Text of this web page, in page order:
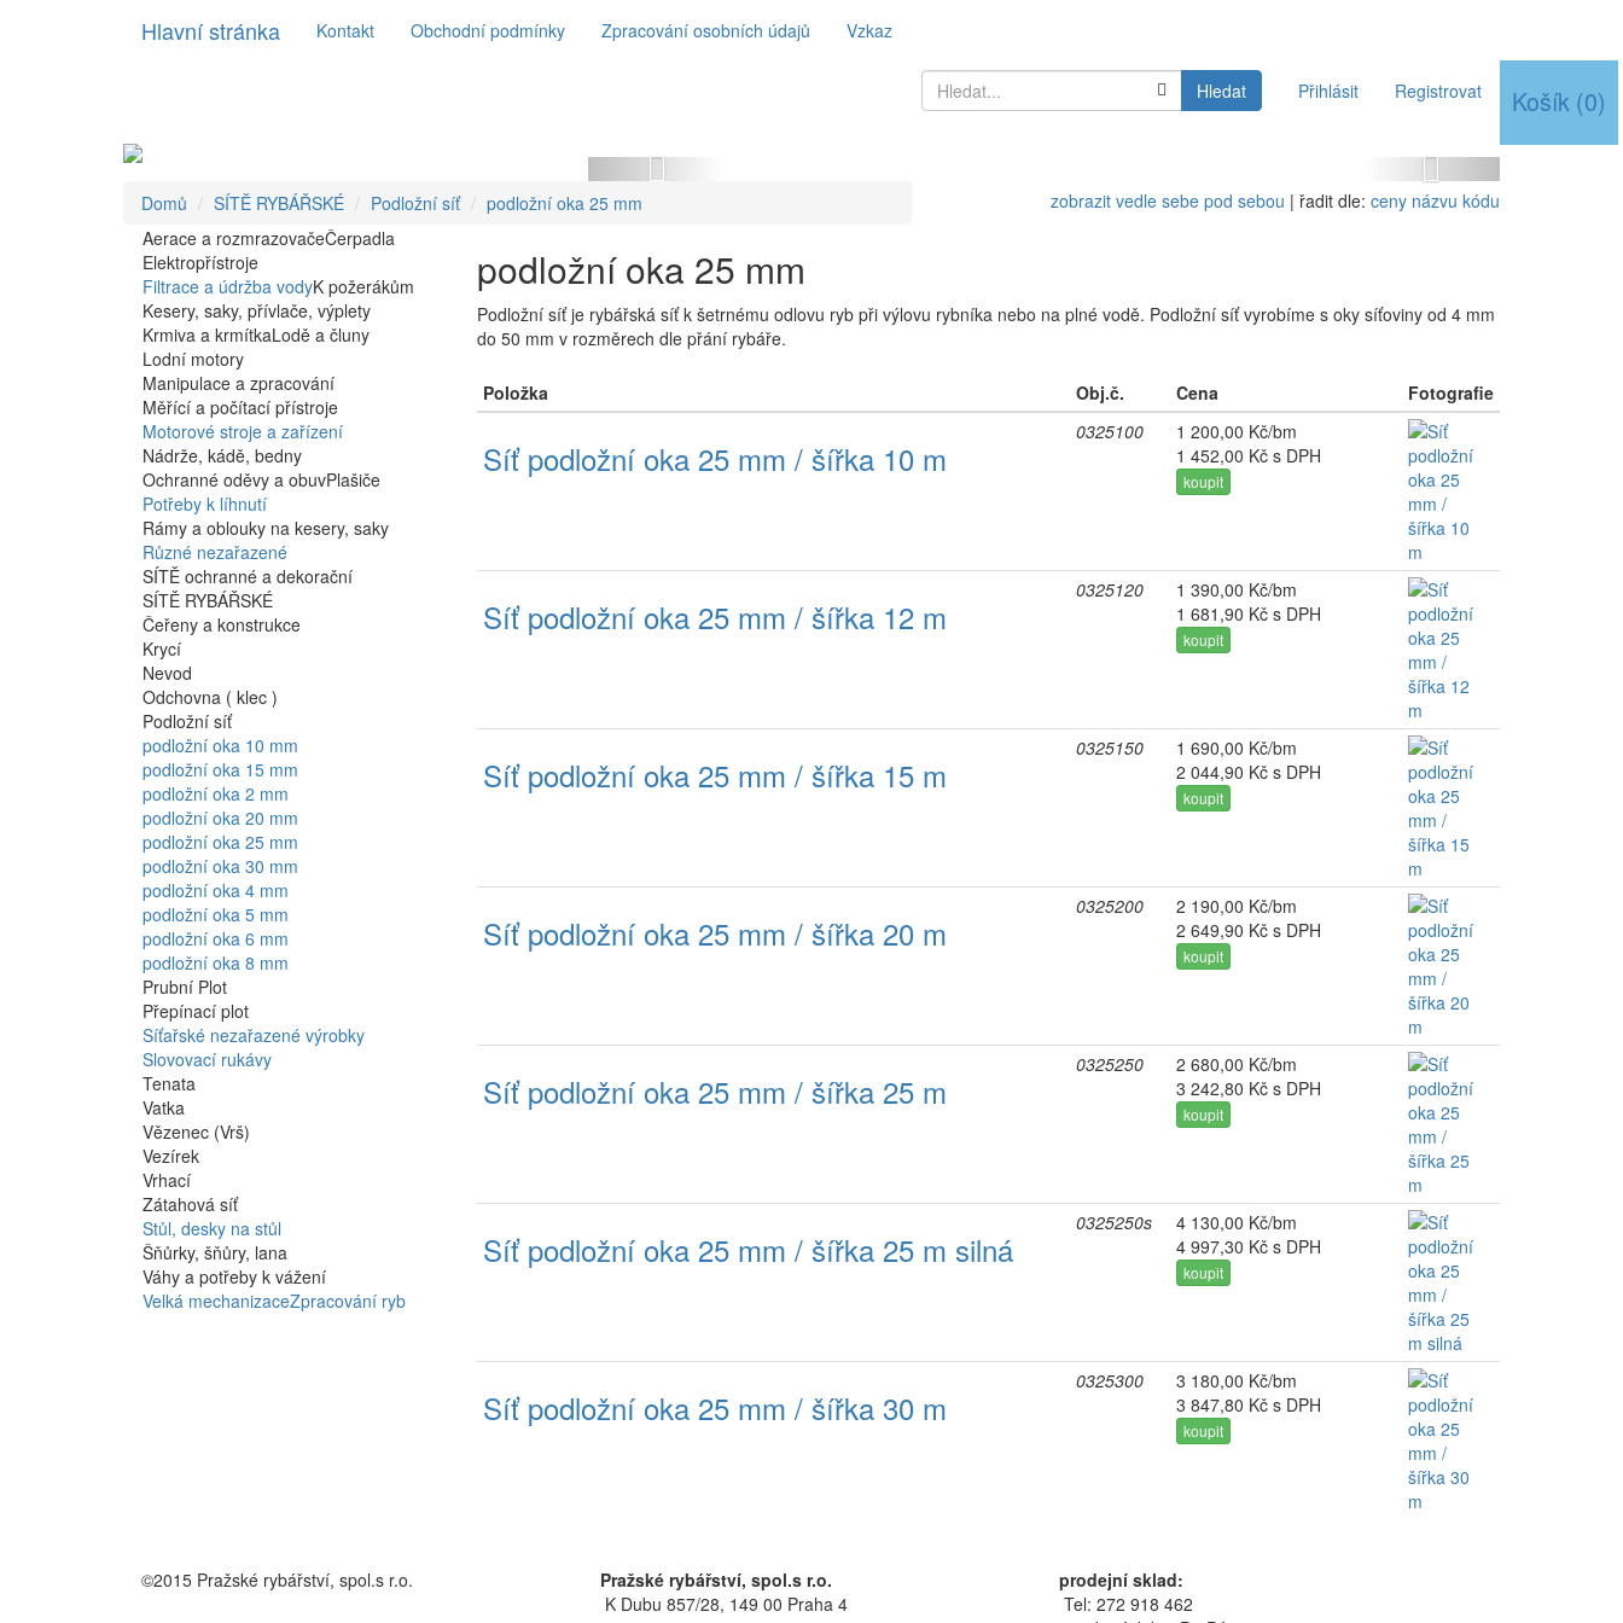
Hlavní stránka Kontakt Obchodní podmínky Zpracování osobních údajů Vzkaz
Hledat Přihlásit Registrovat Košík (0)
Previous Next
Domů SÍTĚ RYBÁŘSKÉ Podložní síť podložní oka 25 mm zobrazit vedle sebe pod sebou | řadit dle: ceny názvu kódu
Aerace a rozmrazovačeČerpadla
Elektropřístroje
Filtrace a údržba vodyK požerákům
Kesery, saky, přívlače, výplety
Krmiva a krmítkaLodě a čluny
Lodní motory
Manipulace a zpracování
Měřící a počítací přístroje
Motorové stroje a zařízení
Nádrže, kádě, bedny
Ochranné oděvy a obuvPlašiče
Potřeby k líhnutí
Rámy a oblouky na kesery, saky
Různé nezařazené
SÍTĚ ochranné a dekorační
SÍTĚ RYBÁŘSKÉ
Čeřeny a konstrukce
Krycí
Nevod
Odchovna ( klec )
Podložní síť
podložní oka 10 mm
podložní oka 15 mm
podložní oka 2 mm
podložní oka 20 mm
podložní oka 25 mm
podložní oka 30 mm
podložní oka 4 mm
podložní oka 5 mm
podložní oka 6 mm
podložní oka 8 mm
Prubní Plot
Přepínací plot
Síťařské nezařazené výrobky
Slovovací rukávy
Tenata
Vatka
Vězenec (Vrš)
Vezírek
Vrhací
Zátahová síť
Stůl, desky na stůl
Šňůrky, šňůry, lana
Váhy a potřeby k vážení
Velká mechanizaceZpracování ryb
podložní oka 25 mm
Podložní síť je rybářská síť k šetrnému odlovu ryb při výlovu rybníka nebo na plné vodě. Podložní síť vyrobíme s oky síťoviny od 4 mm
do 50 mm v rozměrech dle přání rybáře.
Položka Obj.č. Cena Fotografie
Síť podložní oka 25 mm / šířka 10 m
0325100
1 200,00 Kč/bm
1 452,00 Kč s DPH
koupit
Síť podložní oka 25 mm / šířka 12 m
0325120
1 390,00 Kč/bm
1 681,90 Kč s DPH
koupit
Síť podložní oka 25 mm / šířka 15 m
0325150
1 690,00 Kč/bm
2 044,90 Kč s DPH
koupit
Síť podložní oka 25 mm / šířka 20 m
0325200
2 190,00 Kč/bm
2 649,90 Kč s DPH
koupit
Síť podložní oka 25 mm / šířka 25 m
0325250
2 680,00 Kč/bm
3 242,80 Kč s DPH
koupit
Síť podložní oka 25 mm / šířka 25 m silná
0325250s
4 130,00 Kč/bm
4 997,30 Kč s DPH
koupit
Síť podložní oka 25 mm / šířka 30 m
0325300
3 180,00 Kč/bm
3 847,80 Kč s DPH
koupit
©2015 Pražské rybářství, spol.s r.o.
Pražské rybářství, spol.s r.o.
K Dubu 857/28, 149 00 Praha 4
prodejní sklad:
Tel: 272 918 462